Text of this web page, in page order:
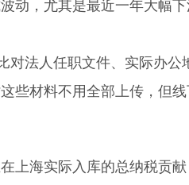
动，尤其是最近一年大幅下
法人任职文件、实际办公
些材料不用全部上传，但线
海实际入库的总纳税贡献